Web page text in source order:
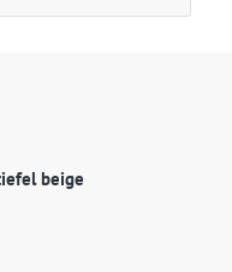
beige